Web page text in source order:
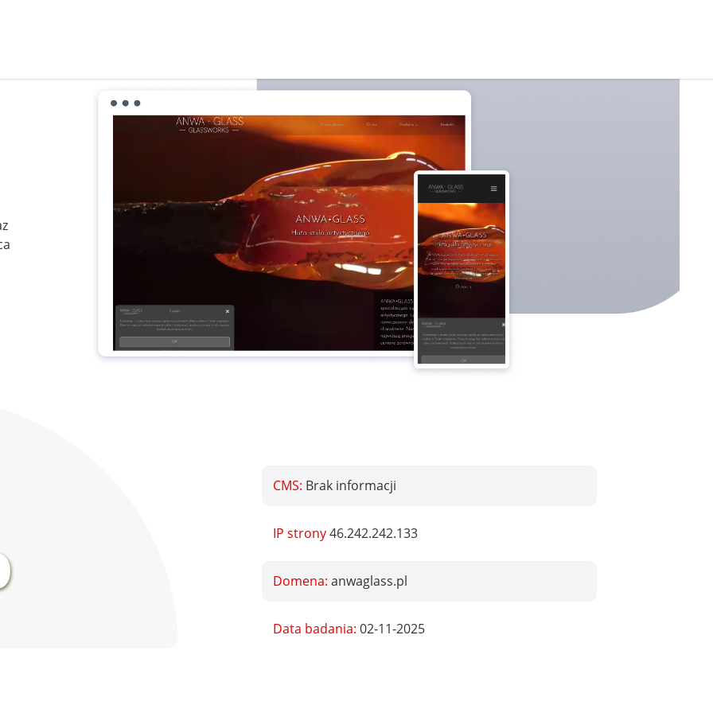
CMS: Brak informacji
IP strony46.242.242.133
Domena: anwaglass.pl
Data badania: 02-11-2025